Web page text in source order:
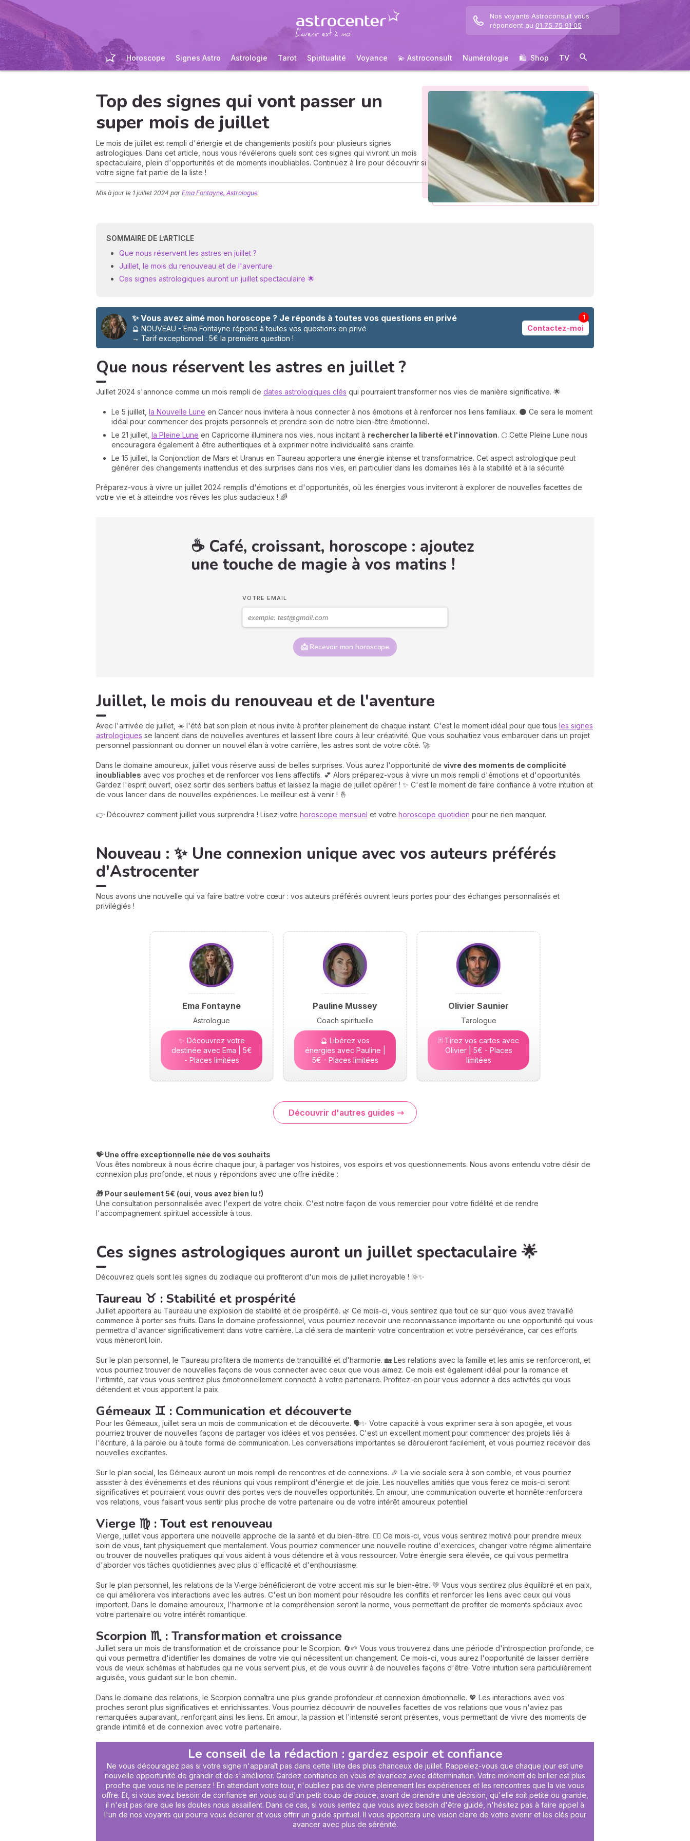
Nos voyants Astroconsult vous
répondent au 01 75 75 91 05
Horoscope Signes Astro Astrologie Tarot Spiritualité Voyance 💫 Astroconsult Numérologie 🛍 ️ Shop TV
Top des signes qui vont passer un
super mois de juillet
Le mois de juillet est rempli d'énergie et de changements positifs pour plusieurs signes
astrologiques. Dans cet article, nous vous révélerons quels sont ces signes qui vivront un mois
spectaculaire, plein d'opportunités et de moments inoubliables. Continuez à lire pour découvrir si
votre signe fait partie de la liste !
Mis à jour le 1 juillet 2024 par Ema Fontayne, Astrologue
SOMMAIRE DE L’ARTICLE
Que nous réservent les astres en juillet ?
Juillet, le mois du renouveau et de l'aventure
Ces signes astrologiques auront un juillet spectaculaire 🌟
✨ Vous avez aimé mon horoscope ? Je réponds à toutes vos questions en privé
🔮 NOUVEAU - Ema Fontayne répond à toutes vos questions en privé
→ Tarif exceptionnel : 5€ la première question !
Contactez-moi
1
Que nous réservent les astres en juillet ?
Juillet 2024 s'annonce comme un mois rempli de dates astrologiques clés qui pourraient transformer nos vies de manière significative. 🌟
Le 5 juillet, la Nouvelle Lune en Cancer nous invitera à nous connecter à nos émotions et à renforcer nos liens familiaux. 🌑 Ce sera le moment
idéal pour commencer des projets personnels et prendre soin de notre bien-être émotionnel.
Le 21 juillet, la Pleine Lune en Capricorne illuminera nos vies, nous incitant à rechercher la liberté et l'innovation. 🌕 Cette Pleine Lune nous
encouragera également à être authentiques et à exprimer notre individualité sans crainte.
Le 15 juillet, la Conjonction de Mars et Uranus en Taureau apportera une énergie intense et transformatrice. Cet aspect astrologique peut
générer des changements inattendus et des surprises dans nos vies, en particulier dans les domaines liés à la stabilité et à la sécurité.
Préparez-vous à vivre un juillet 2024 remplis d'émotions et d'opportunités, où les énergies vous inviteront à explorer de nouvelles facettes de
votre vie et à atteindre vos rêves les plus audacieux ! 🌈
☕ Café, croissant, horoscope : ajoutez
une touche de magie à vos matins !
VOTRE EMAIL
📩 Recevoir mon horoscope
Juillet, le mois du renouveau et de l'aventure
Avec l'arrivée de juillet, ☀️ l'été bat son plein et nous invite à profiter pleinement de chaque instant. C'est le moment idéal pour que tous les signes
astrologiques se lancent dans de nouvelles aventures et laissent libre cours à leur créativité. Que vous souhaitiez vous embarquer dans un projet
personnel passionnant ou donner un nouvel élan à votre carrière, les astres sont de votre côté. 🚀
Dans le domaine amoureux, juillet vous réserve aussi de belles surprises. Vous aurez l'opportunité de vivre des moments de complicité
inoubliables avec vos proches et de renforcer vos liens affectifs. 💕 Alors préparez-vous à vivre un mois rempli d'émotions et d'opportunités.
Gardez l'esprit ouvert, osez sortir des sentiers battus et laissez la magie de juillet opérer ! ✨ C'est le moment de faire confiance à votre intuition et
de vous lancer dans de nouvelles expériences. Le meilleur est à venir ! 🤞
👉 Découvrez comment juillet vous surprendra ! Lisez votre horoscope mensuel et votre horoscope quotidien pour ne rien manquer.
Nouveau : ✨ Une connexion unique avec vos auteurs préférés
d'Astrocenter
Nous avons une nouvelle qui va faire battre votre cœur : vos auteurs préférés ouvrent leurs portes pour des échanges personnalisés et
privilégiés !
Ema Fontayne
Astrologue
✨ Découvrez votre
destinée avec Ema | 5€
- Places limitées
Pauline Mussey
Coach spirituelle
🔮 Libérez vos
énergies avec Pauline |
5€ - Places limitées
Olivier Saunier
Tarologue
🃏 Tirez vos cartes avec
Olivier | 5€ - Places
limitées
Découvrir d'autres guides
💝 Une offre exceptionnelle née de vos souhaits
Vous êtes nombreux à nous écrire chaque jour, à partager vos histoires, vos espoirs et vos questionnements. Nous avons entendu votre désir de
connexion plus profonde, et nous y répondons avec une offre inédite :
🎁 Pour seulement 5€ (oui, vous avez bien lu !)
Une consultation personnalisée avec l'expert de votre choix. C'est notre façon de vous remercier pour votre fidélité et de rendre
l'accompagnement spirituel accessible à tous.
Ces signes astrologiques auront un juillet spectaculaire 🌟
Découvrez quels sont les signes du zodiaque qui profiteront d'un mois de juillet incroyable ! 🌞✨
Taureau ♉ : Stabilité et prospérité
Juillet apportera au Taureau une explosion de stabilité et de prospérité. 🌿 Ce mois-ci, vous sentirez que tout ce sur quoi vous avez travaillé
commence à porter ses fruits. Dans le domaine professionnel, vous pourriez recevoir une reconnaissance importante ou une opportunité qui vous
permettra d'avancer significativement dans votre carrière. La clé sera de maintenir votre concentration et votre persévérance, car ces efforts
vous mèneront loin.
Sur le plan personnel, le Taureau profitera de moments de tranquillité et d'harmonie. 🏡 Les relations avec la famille et les amis se renforceront, et
vous pourriez trouver de nouvelles façons de vous connecter avec ceux que vous aimez. Ce mois est également idéal pour la romance et
l'intimité, car vous vous sentirez plus émotionnellement connecté à votre partenaire. Profitez-en pour vous adonner à des activités qui vous
détendent et vous apportent la paix.
Gémeaux ♊ : Communication et découverte
Pour les Gémeaux, juillet sera un mois de communication et de découverte. 🗣️✨ Votre capacité à vous exprimer sera à son apogée, et vous
pourriez trouver de nouvelles façons de partager vos idées et vos pensées. C'est un excellent moment pour commencer des projets liés à
l'écriture, à la parole ou à toute forme de communication. Les conversations importantes se dérouleront facilement, et vous pourriez recevoir des
nouvelles excitantes.
Sur le plan social, les Gémeaux auront un mois rempli de rencontres et de connexions. 🎉 La vie sociale sera à son comble, et vous pourriez
assister à des événements et des réunions qui vous rempliront d'énergie et de joie. Les nouvelles amitiés que vous ferez ce mois-ci seront
significatives et pourraient vous ouvrir des portes vers de nouvelles opportunités. En amour, une communication ouverte et honnête renforcera
vos relations, vous faisant vous sentir plus proche de votre partenaire ou de votre intérêt amoureux potentiel.
Vierge ♍ : Tout est renouveau
Vierge, juillet vous apportera une nouvelle approche de la santé et du bien-être. 🏋️‍♀️ Ce mois-ci, vous vous sentirez motivé pour prendre mieux
soin de vous, tant physiquement que mentalement. Vous pourriez commencer une nouvelle routine d'exercices, changer votre régime alimentaire
ou trouver de nouvelles pratiques qui vous aident à vous détendre et à vous ressourcer. Votre énergie sera élevée, ce qui vous permettra
d'aborder vos tâches quotidiennes avec plus d'efficacité et d'enthousiasme.
Sur le plan personnel, les relations de la Vierge bénéficieront de votre accent mis sur le bien-être. 💚 Vous vous sentirez plus équilibré et en paix,
ce qui améliorera vos interactions avec les autres. C'est un bon moment pour résoudre les conflits et renforcer les liens avec ceux qui vous
importent. Dans le domaine amoureux, l'harmonie et la compréhension seront la norme, vous permettant de profiter de moments spéciaux avec
votre partenaire ou votre intérêt romantique.
Scorpion ♏ : Transformation et croissance
Juillet sera un mois de transformation et de croissance pour le Scorpion. 🔄🌱 Vous vous trouverez dans une période d'introspection profonde, ce
qui vous permettra d'identifier les domaines de votre vie qui nécessitent un changement. Ce mois-ci, vous aurez l'opportunité de laisser derrière
vous de vieux schémas et habitudes qui ne vous servent plus, et de vous ouvrir à de nouvelles façons d'être. Votre intuition sera particulièrement
aiguisée, vous guidant sur le bon chemin.
Dans le domaine des relations, le Scorpion connaîtra une plus grande profondeur et connexion émotionnelle. 💖 Les interactions avec vos
proches seront plus significatives et enrichissantes. Vous pourriez découvrir de nouvelles facettes de vos relations que vous n'aviez pas
remarquées auparavant, renforçant ainsi les liens. En amour, la passion et l'intensité seront présentes, vous permettant de vivre des moments de
grande intimité et de connexion avec votre partenaire.
Le conseil de la rédaction : gardez espoir et confiance
Ne vous découragez pas si votre signe n'apparaît pas dans cette liste des plus chanceux de juillet. Rappelez-vous que chaque jour est une
nouvelle opportunité de grandir et de s'améliorer. Gardez confiance en vous et avancez avec détermination. Votre moment de briller est plus
proche que vous ne le pensez ! En attendant votre tour, n'oubliez pas de vivre pleinement les expériences et les rencontres que la vie vous
offre. Et, si vous avez besoin de confiance en vous ou d'un petit coup de pouce, avant de prendre une décision, qu'elle soit petite ou grande,
il n'est pas rare que les doutes nous assaillent. Dans ce cas, si vous sentez que vous avez besoin d'être guidé, n'hésitez pas à faire appel à
l'un de nos voyants qui pourra vous éclairer et vous offrir un guide spirituel. Il vous apportera une vision claire de votre avenir et les clés pour
avancer avec plus de sérénité.